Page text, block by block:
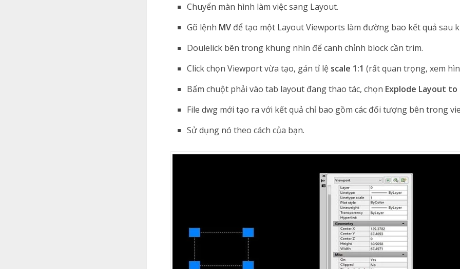
Chuyển màn hình làm việc sang Layout.
Gõ lệnh MV để tạo một Layout Viewports làm đường bao kết quả sau
Doulelick bên trong khung nhìn để canh chỉnh block cần trim.
Click chọn Viewport vừa tạo, gán tỉ lệ scale 1:1 (rất quan trọng, xem
Bấm chuột phải vào tab layout đang thao tác, chọn Explode Layout to
File dwg mới tạo ra với kết quả chỉ bao gồm các đối tượng bên trong
Sử dụng nó theo cách của bạn.